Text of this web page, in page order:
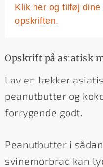
Klik her og tilføj
opskriften.
Opskrift på asiatisk
Lav en lækker
peanutbutter og
forrygende godt.
Peanutbutter i
svinemørbrad kan